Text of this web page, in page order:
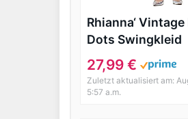
Rhianna‘
Dots Swingkleid
27,99 €
Zuletzt aktualisiert am:
5:57 a.m.